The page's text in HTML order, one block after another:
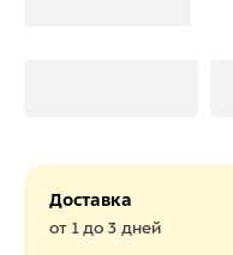
Доставка
от 1 до 3 дней